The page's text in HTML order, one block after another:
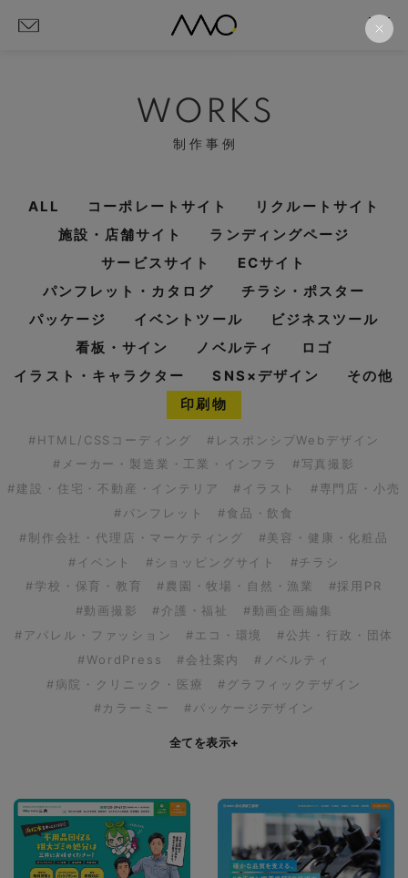
WORKS
制作事例
ALL コーポレートサイト
リクルートサイト
施設・店舗サイト
ランディングページ
サービスサイト
ECサイト
パンフレット・カタログ
チラシ・ポスター
パッケージ
イベントツール
ビジネスツール
看板・サイン
ノベルティ
ロゴ
イラスト・キャラクター
SNS×デザイン
その他
印刷物
#HTML/CSSコーディング
#レスポンシブWebデザイン
#メーカー・製造業・工業・インフラ
#写真撮影
#建設・住宅・不動産・インテリア
#イラスト
#専門店・小売
#パンフレット
#食品・飲食
#制作会社・代理店・マーケティング
#美容・健康・化粧品
#イベント
#ショッピングサイト
#チラシ
#学校・保育・教育
#農園・牧場・自然・漁業
#採用PR
#動画撮影
#介護・福祉
#動画企画編集
#アパレル・ファッション
#エコ・環境
#公共・行政・団体
#WordPress
#会社案内
#ノベルティ
#病院・クリニック・医療
#グラフィックデザイン
#カラーミー
#パッケージデザイン
全てを表示+